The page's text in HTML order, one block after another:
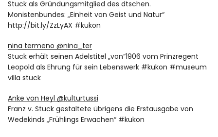
Stuck als Gründungsmitglied des dtschen.
Monistenbundes: „Einheit von Geist und Natur“
http://bit.ly/ZzLyAX #kukon
nina termeno ‏@nina_ter
Stuck erhält seinen Adelstitel „von“1906 vom Prinzregent
Leopold als Ehrung für sein Lebenswerk #kukon #museum
villa stuck
Anke von Heyl ‏@kulturtussi
Franz v. Stuck gestaltete übrigens die Erstausgabe von
Wedekinds „Frühlings Erwachen“ #kukon